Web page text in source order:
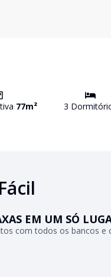
77m² 3
EM UM SÓ
com todos os bancos e